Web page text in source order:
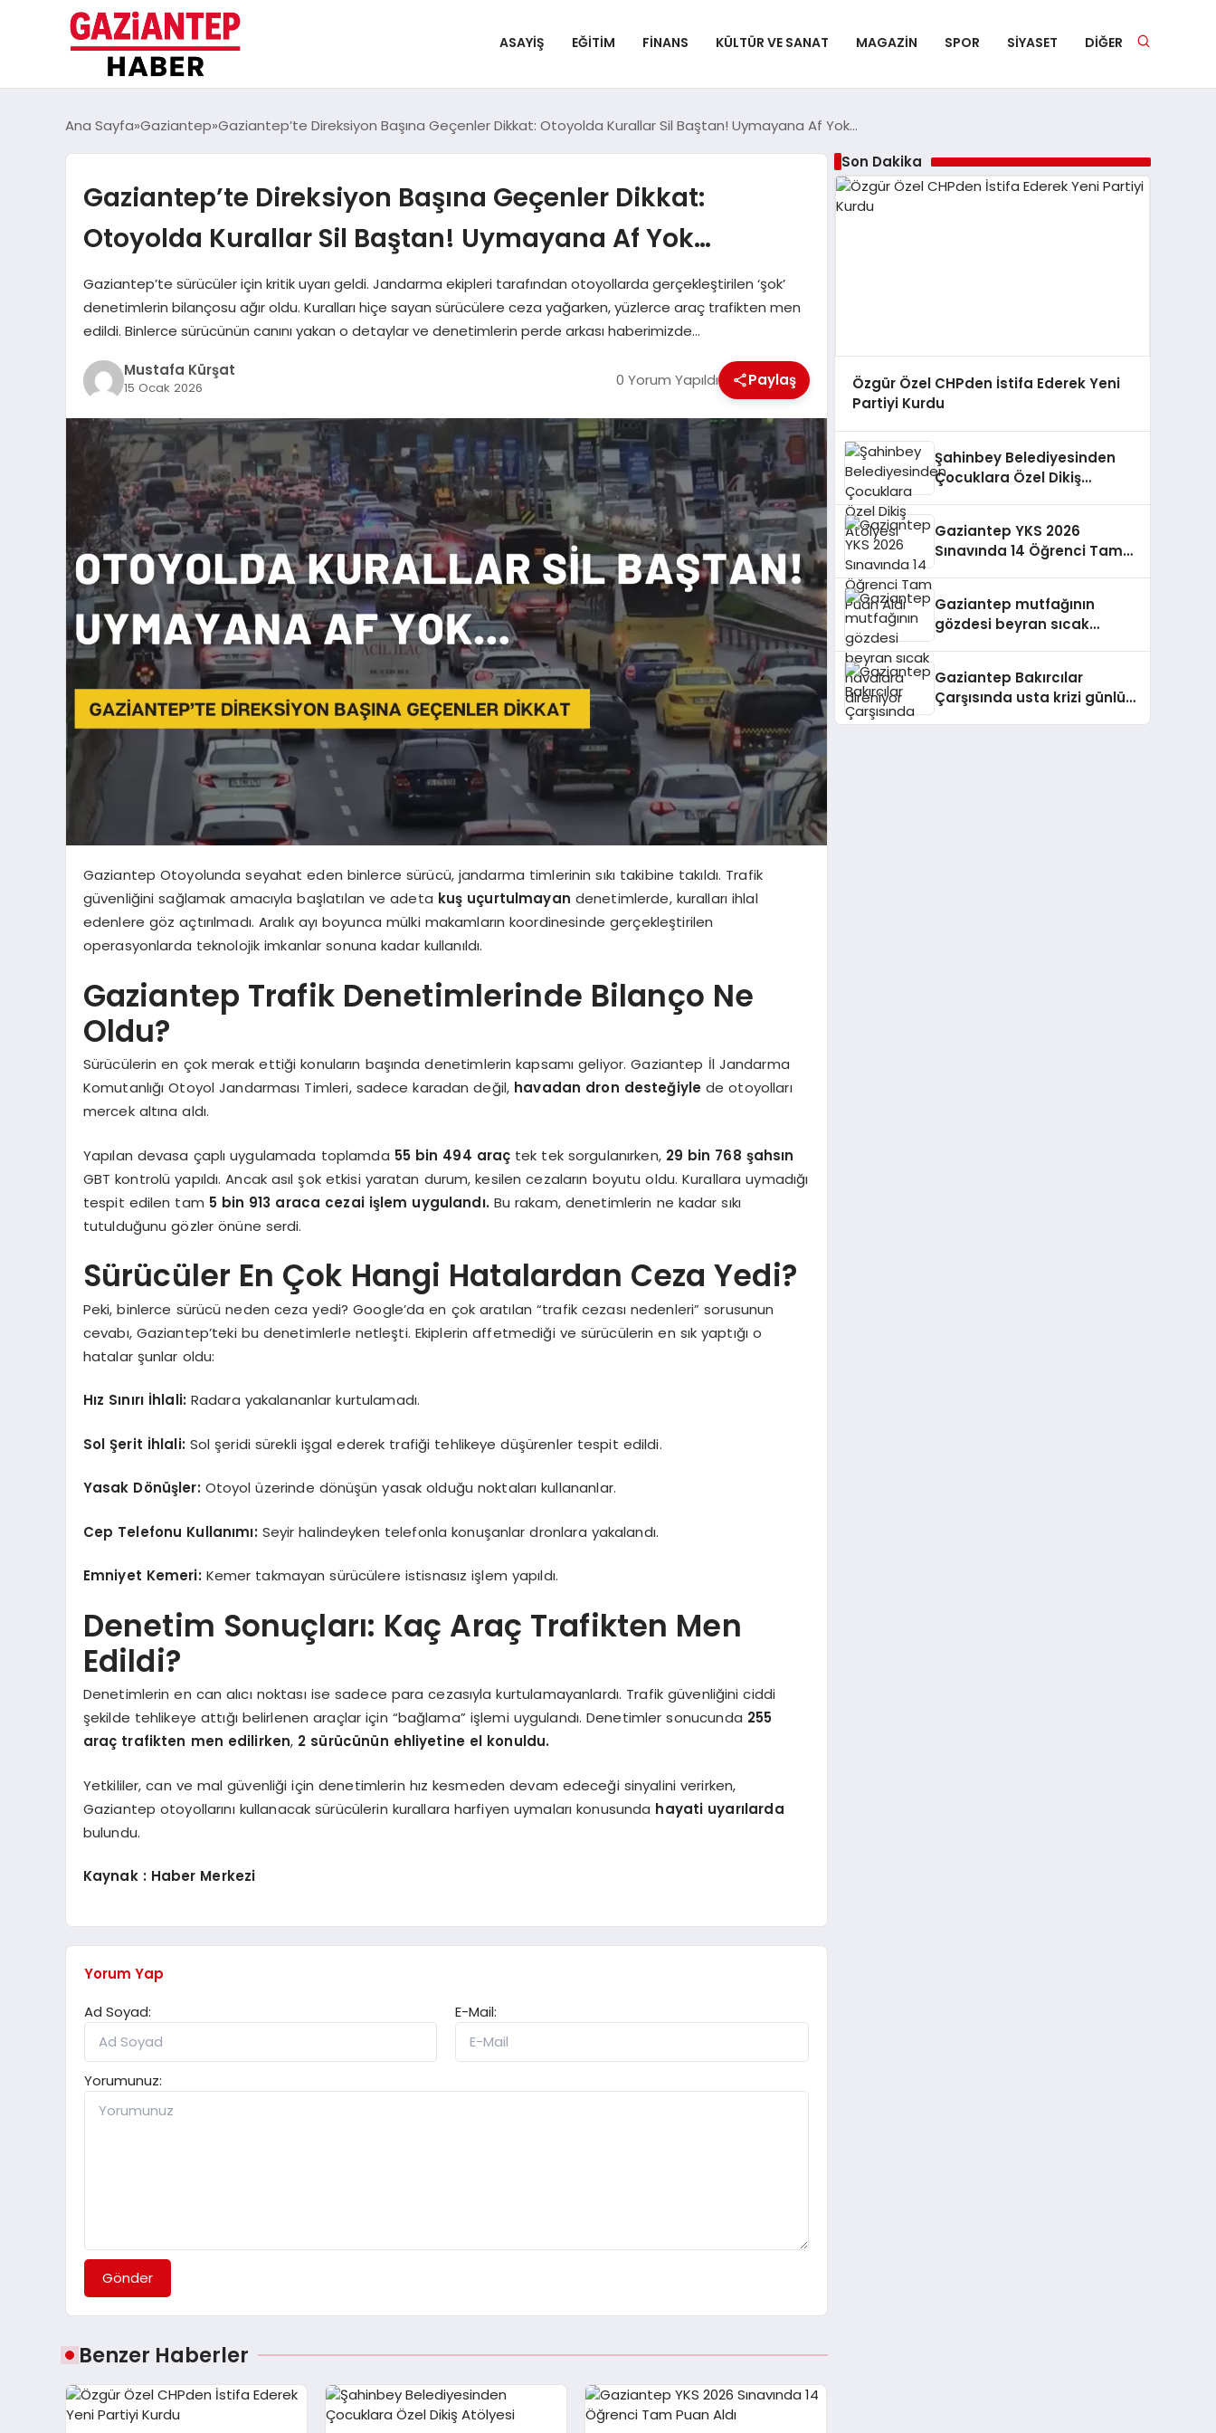
ASAYIŞ EĞITIM FINANS KÜLTÜR VE SANAT MAGAZIN SPOR SIYASET DIĞER
Ana Sayfa Gaziantep Gaziantep’te Direksiyon Başına Geçenler Dikkat: Otoyolda Kurallar Sil Baştan! Uymayana Af Yok…
Gaziantep’te Direksiyon Başına Geçenler Dikkat:
Otoyolda Kurallar Sil Baştan! Uymayana Af Yok…
Gaziantep’te sürücüler için kritik uyarı geldi. Jandarma ekipleri tarafından otoyollarda gerçekleştirilen ‘şok’
denetimlerin bilançosu ağır oldu. Kuralları hiçe sayan sürücülere ceza yağarken, yüzlerce araç trafikten men
edildi. Binlerce sürücünün canını yakan o detaylar ve denetimlerin perde arkası haberimizde…
Mustafa Kürşat
15 Ocak 2026 0 Yorum Yapıldı Paylaş
Gaziantep Otoyolunda seyahat eden binlerce sürücü, jandarma timlerinin sıkı takibine takıldı. Trafik
güvenliğini sağlamak amacıyla başlatılan ve adeta kuş uçurtulmayan denetimlerde, kuralları ihlal
edenlere göz açtırılmadı. Aralık ayı boyunca mülki makamların koordinesinde gerçekleştirilen
operasyonlarda teknolojik imkanlar sonuna kadar kullanıldı.
Gaziantep Trafik Denetimlerinde Bilanço Ne
Oldu?
Sürücülerin en çok merak ettiği konuların başında denetimlerin kapsamı geliyor. Gaziantep İl Jandarma
Komutanlığı Otoyol Jandarması Timleri, sadece karadan değil, havadan dron desteğiyle de otoyolları
mercek altına aldı.
Yapılan devasa çaplı uygulamada toplamda 55 bin 494 araç tek tek sorgulanırken, 29 bin 768 şahsın
GBT kontrolü yapıldı. Ancak asıl şok etkisi yaratan durum, kesilen cezaların boyutu oldu. Kurallara uymadığı
tespit edilen tam 5 bin 913 araca cezai işlem uygulandı. Bu rakam, denetimlerin ne kadar sıkı
tutulduğunu gözler önüne serdi.
Sürücüler En Çok Hangi Hatalardan Ceza Yedi?
Peki, binlerce sürücü neden ceza yedi? Google’da en çok aratılan “trafik cezası nedenleri” sorusunun
cevabı, Gaziantep’teki bu denetimlerle netleşti. Ekiplerin affetmediği ve sürücülerin en sık yaptığı o
hatalar şunlar oldu:
Hız Sınırı İhlali: Radara yakalananlar kurtulamadı.
Sol Şerit İhlali: Sol şeridi sürekli işgal ederek trafiği tehlikeye düşürenler tespit edildi.
Yasak Dönüşler: Otoyol üzerinde dönüşün yasak olduğu noktaları kullananlar.
Cep Telefonu Kullanımı: Seyir halindeyken telefonla konuşanlar dronlara yakalandı.
Emniyet Kemeri: Kemer takmayan sürücülere istisnasız işlem yapıldı.
Denetim Sonuçları: Kaç Araç Trafikten Men
Edildi?
Denetimlerin en can alıcı noktası ise sadece para cezasıyla kurtulamayanlardı. Trafik güvenliğini ciddi
şekilde tehlikeye attığı belirlenen araçlar için “bağlama” işlemi uygulandı. Denetimler sonucunda 255
araç trafikten men edilirken, 2 sürücünün ehliyetine el konuldu.
Yetkililer, can ve mal güvenliği için denetimlerin hız kesmeden devam edeceği sinyalini verirken,
Gaziantep otoyollarını kullanacak sürücülerin kurallara harfiyen uymaları konusunda hayati uyarılarda
bulundu.
Kaynak : Haber Merkezi
Yorum Yap
Ad Soyad:
E-Mail:
Yorumunuz:
Gönder
Benzer Haberler
Son Dakika
Özgür Özel CHPden İstifa Ederek Yeni
Partiyi Kurdu
Şahinbey Belediyesinden
Çocuklara Özel Dikiş
Gaziantep YKS 2026
Sınavında 14 Öğrenci Tam
Gaziantep mutfağının
gözdesi beyran sıcak
Gaziantep Bakırcılar
Çarşısında usta krizi günlük